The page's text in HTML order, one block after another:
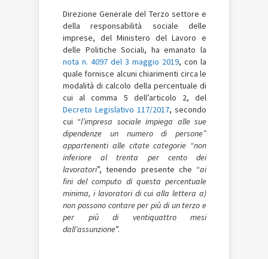
Direzione Generale del Terzo settore e
della responsabilità sociale delle
imprese, del Ministero del Lavoro e
delle Politiche Sociali, ha emanato la
nota n. 4097 del 3 maggio 2019, con la
quale fornisce alcuni chiarimenti circa le
modalità di calcolo della percentuale di
cui al comma 5 dell’articolo 2, del
Decreto Legislativo 117/2017, secondo
cui “l’impresa sociale impiega alle sue
dipendenze un numero di persone”
appartenenti alle citate categorie “non
inferiore al trenta per cento dei
lavoratori”, tenendo presente che “ai
fini del computo di questa percentuale
minima, i lavoratori dicui alla lettera a)
non possono contare per più di un terzo e
per più di ventiquattro mesi
dall’assunzione”.